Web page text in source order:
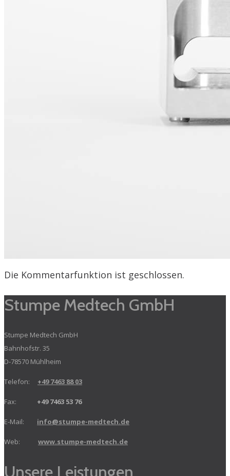
Die Kommentarfunktion ist geschlossen.
Stumpe Medtech GmbH
Stumpe Medtech GmbH
Bahnhofstr. 35
D-78570 Mühlheim
Telefon: +49 7463 88 03
Fax: +49 7463 53 76
E-Mail: info@stumpe-medtech.de
Web: www.stumpe-medtech.de
Unsere Leistungen